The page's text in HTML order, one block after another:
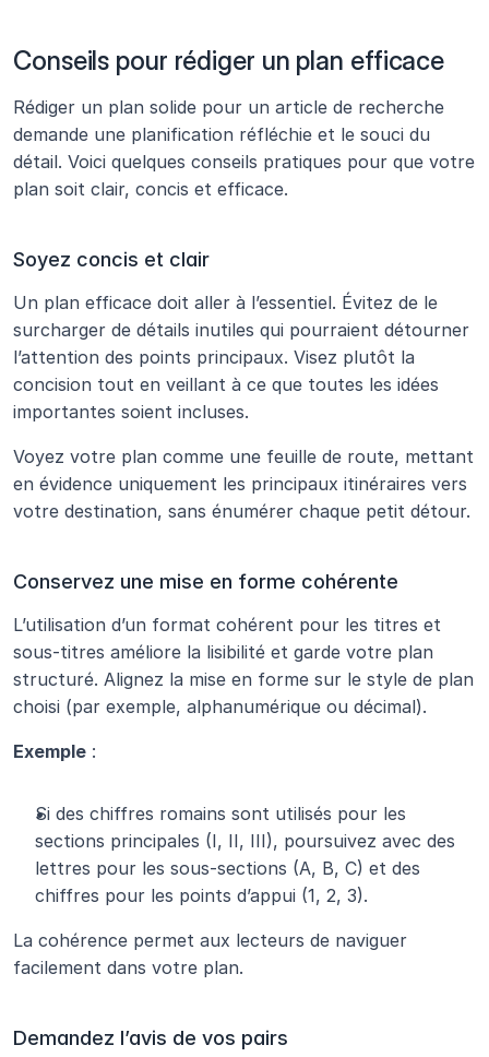
Conseils pour rédiger un plan efficace
Rédiger un plan solide pour un article de recherche
demande une planification réfléchie et le souci du
détail. Voici quelques conseils pratiques pour que votre
plan soit clair, concis et efficace.
Soyez concis et clair
Un plan efficace doit aller à l’essentiel. Évitez de le
surcharger de détails inutiles qui pourraient détourner
l’attention des points principaux. Visez plutôt la
concision tout en veillant à ce que toutes les idées
importantes soient incluses.
Voyez votre plan comme une feuille de route, mettant
en évidence uniquement les principaux itinéraires vers
votre destination, sans énumérer chaque petit détour.
Conservez une mise en forme cohérente
L’utilisation d’un format cohérent pour les titres et
sous-titres améliore la lisibilité et garde votre plan
structuré. Alignez la mise en forme sur le style de plan
choisi (par exemple, alphanumérique ou décimal).
Exemple :
Si des chiffres romains sont utilisés pour les
sections principales (I, II, III), poursuivez avec des
lettres pour les sous-sections (A, B, C) et des
chiffres pour les points d’appui (1, 2, 3).
La cohérence permet aux lecteurs de naviguer
facilement dans votre plan.
Demandez l’avis de vos pairs